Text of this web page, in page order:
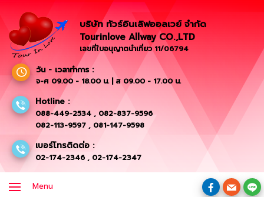
บริษัท ทัวร์อินเลิฟออลเวย์ จำกัด
Tourinlove Allway CO.,LTD
เลขที่ใบอนุญาตนำเที่ยว 11/06794
วัน - เวลาทำการ :
จ-ศ 09.00 - 18.00 น. | ส 09.00 - 17.00 น.
Hotline :
088-449-2534 , 082-837-9596
082-113-9597 , 081-147-9598
เบอร์โทรติดต่อ :
02-174-2346 , 02-174-2347
Menu